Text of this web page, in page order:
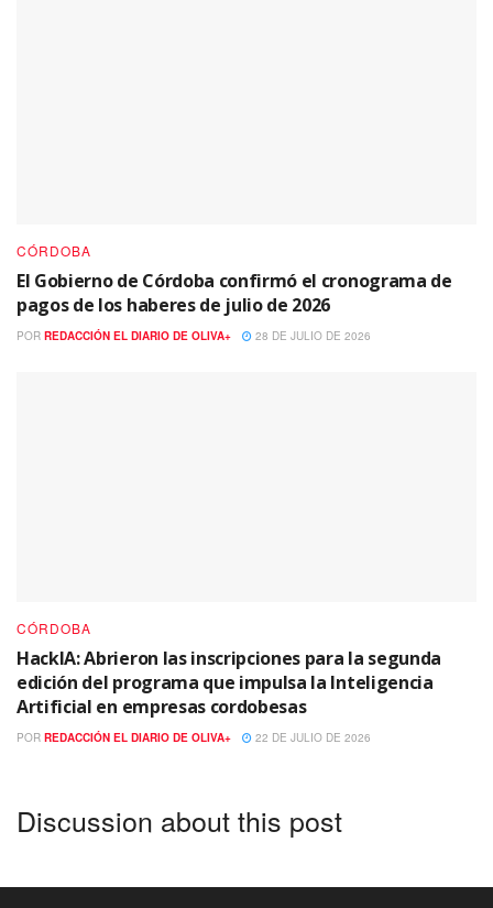
CÓRDOBA
El Gobierno de Córdoba confirmó el cronograma de
pagos de los haberes de julio de 2026
POR REDACCIÓN EL DIARIO DE OLIVA+ 28 DE JULIO DE 2026
CÓRDOBA
HackIA: Abrieron las inscripciones para la segunda
edición del programa que impulsa la Inteligencia
Artificial en empresas cordobesas
POR REDACCIÓN EL DIARIO DE OLIVA+ 22 DE JULIO DE 2026
Discussion about this post